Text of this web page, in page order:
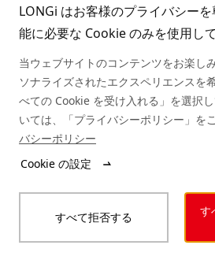
役員一覧
持続可能な発展
キャリア
ニュース
シリアル番号照会
アフターサービス
取扱商社一覧
TEL:
03-6459-
法的事項 個人情報保護方針
行動規範 ウェブアクセシ
LONGi はお客様のプライバシー
能に必要な Cookie のみを使用して
当ウェブサイトのコンテンツをお楽し
ソナライズされたエクスペリエンスを
べての Cookie を受け入れる」を選択
いては、「プライバシーポリシー」を
バシーポリシー
Cookie の設定
すべて拒否する
す